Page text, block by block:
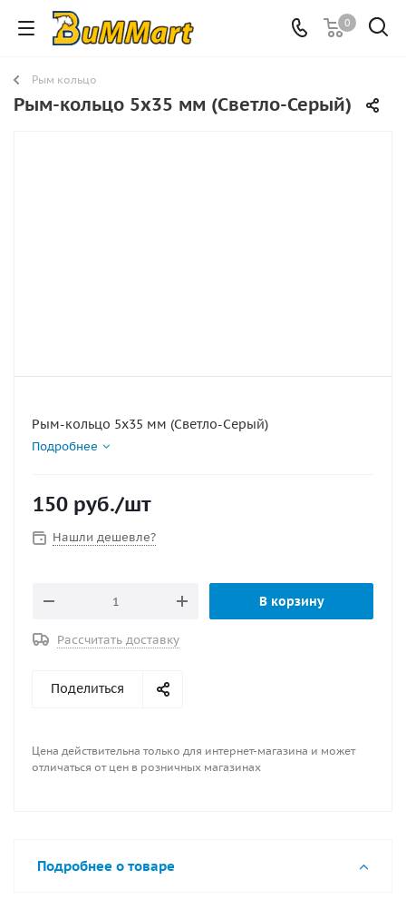
0
Рым кольцо
Рым-кольцо 5х35 мм (Светло-Серый)
Рым-кольцо 5х35 мм (Светло-Серый)
Подробнее
150 руб./шт
Нашли дешевле?
В корзину
Рассчитать доставку
Поделиться
Цена действительна только для интернет-магазина и может
отличаться от цен в розничных магазинах
Подробнее о товаре